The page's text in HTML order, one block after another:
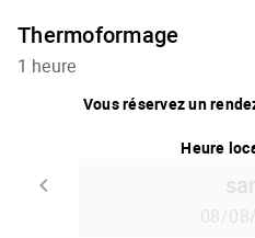
Thermoformage
1 heure
Vous réservez un
Heure
keyboard_arrow_left
08/